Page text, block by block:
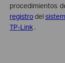
procedimientos
registrodel
TP-Link .